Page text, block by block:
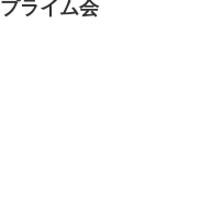
ライム会